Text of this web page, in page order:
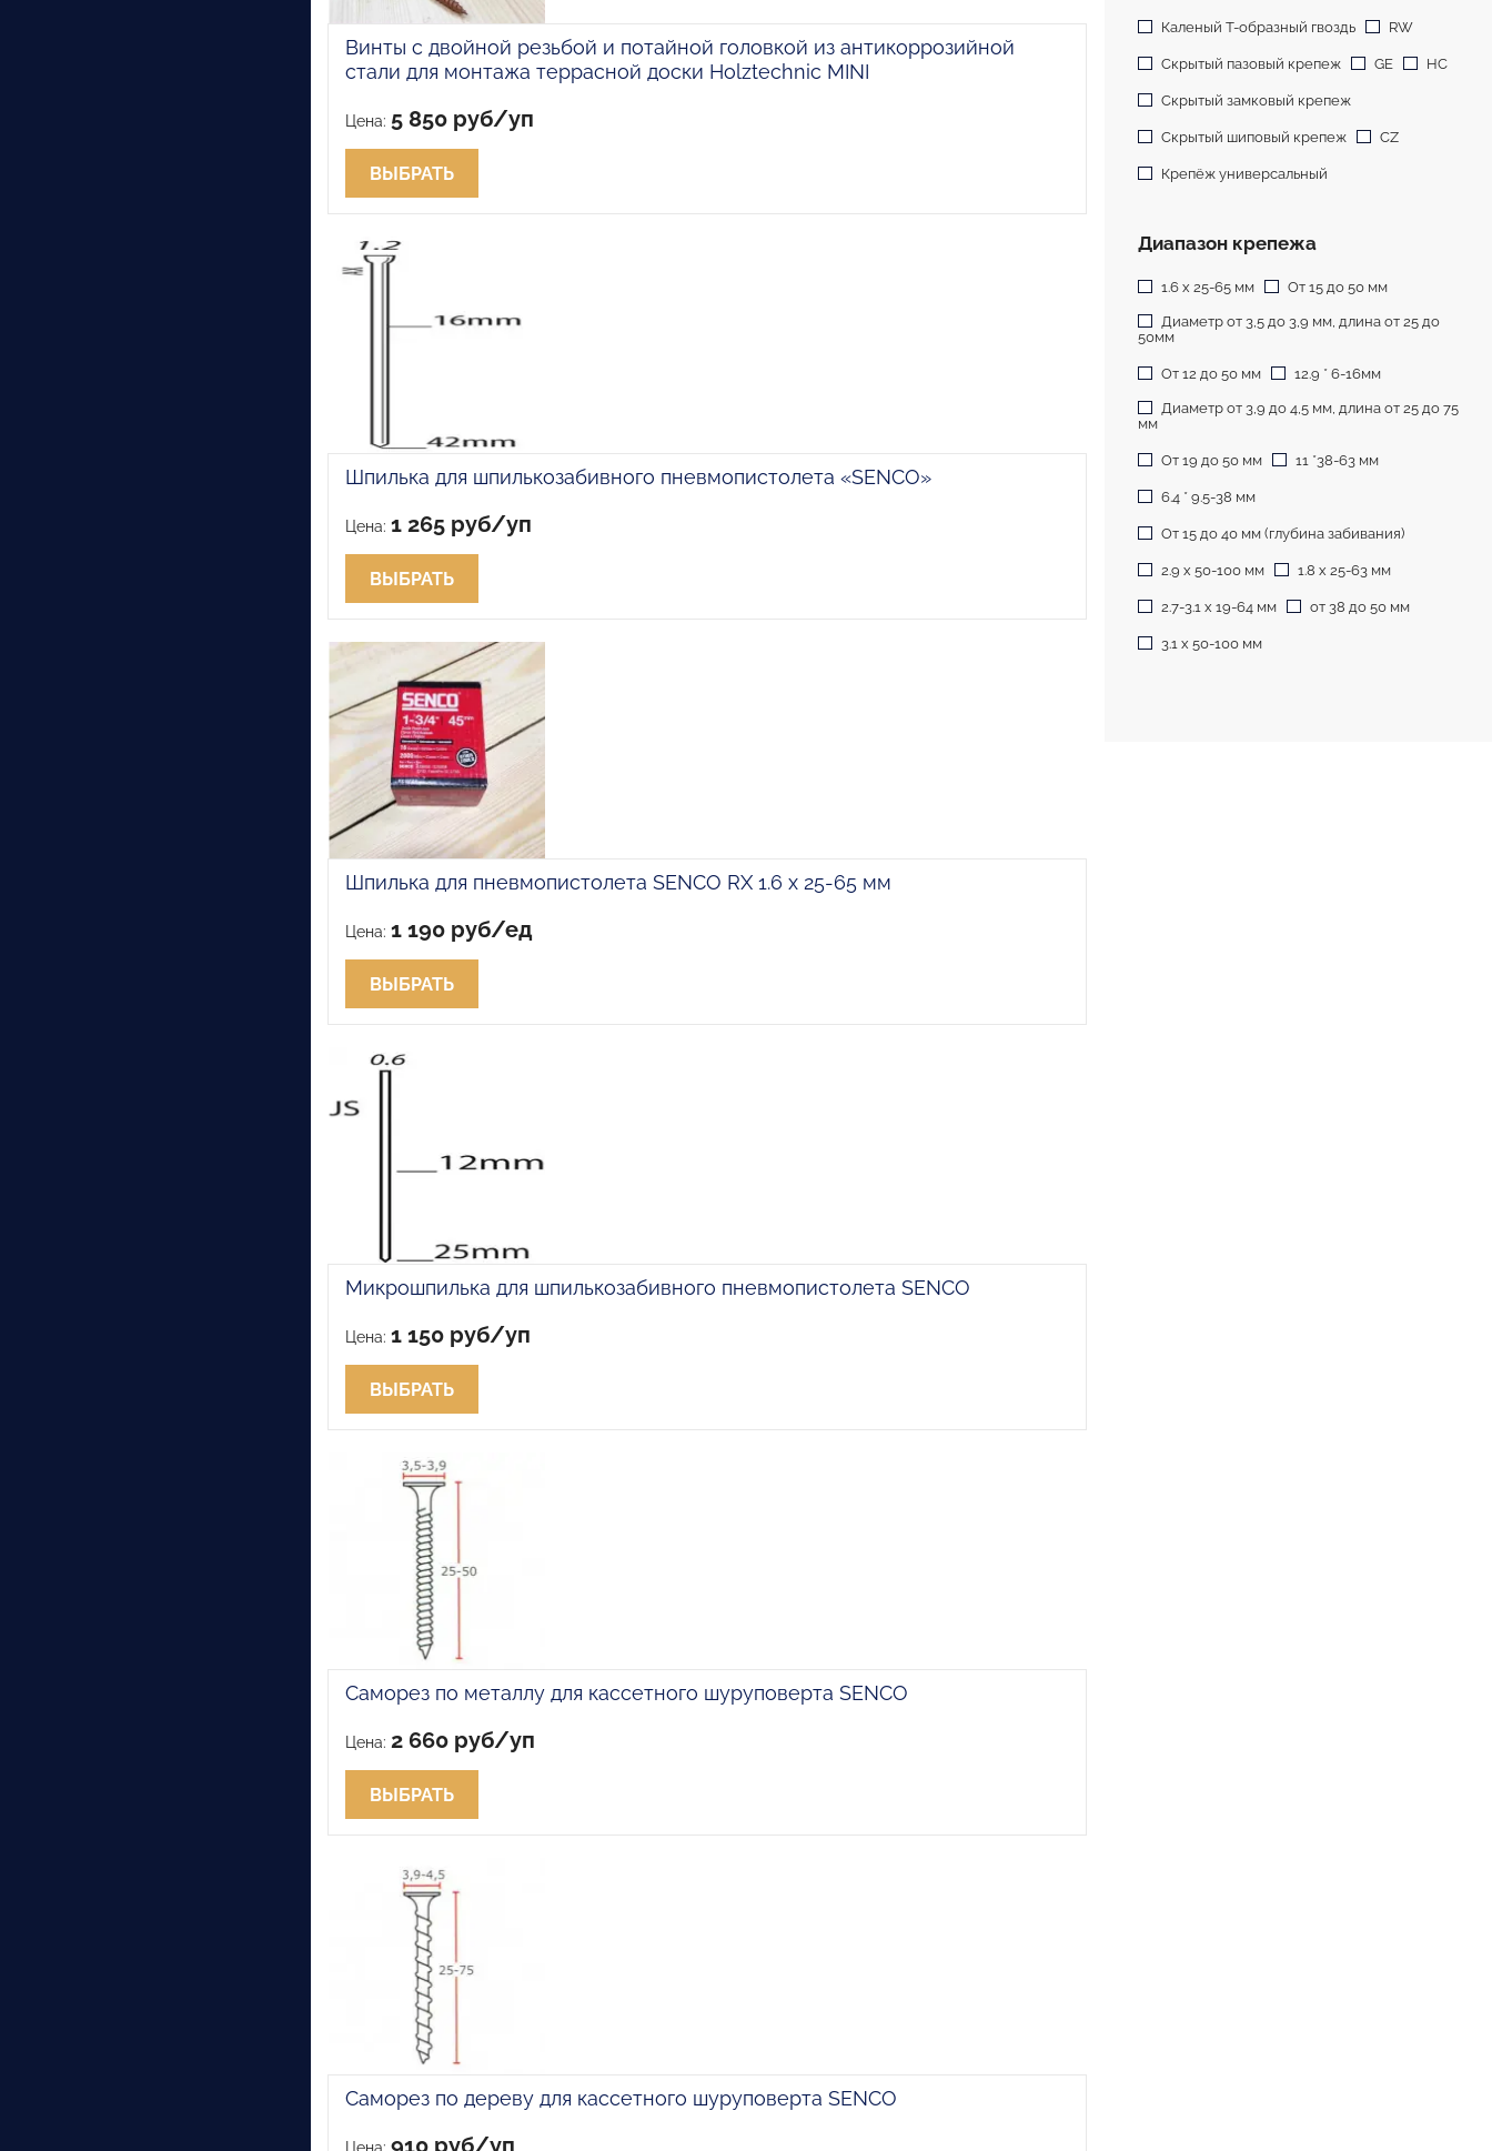
Винты с двойной резьбой и потайной головкой из антикоррозийной
стали для монтажа террасной доски Holztechniс MINI
Цена: 5 850 руб/уп
ВЫБРАТЬ
Шпилька для шпилькозабивного пневмопистолета «SENCO»
Цена: 1 265 руб/уп
ВЫБРАТЬ
Шпилька для пневмопистолета SENCO RX 1.6 х 25-65 мм
Цена: 1 190 руб/ед
ВЫБРАТЬ
Микрошпилька для шпилькозабивного пневмопистолета SENCO
Цена: 1 150 руб/уп
ВЫБРАТЬ
Саморез по металлу для кассетного шуруповерта SENCO
Цена: 2 660 руб/уп
ВЫБРАТЬ
Саморез по дереву для кассетного шуруповерта SENCO
910 руб/уп
Каленый Т-образный гвоздь RW
Скрытый пазовый крепеж GE HC
Скрытый замковый крепеж
Скрытый шиповый крепеж CZ
Крепёж универсальный
Диапазон крепежа
1.6 х 25-65 мм От 15 до 50 мм
Диаметр от 3,5 до 3,9 мм, длина от 25 до
50мм
От 12 до 50 мм 12.9 * 6-16мм
Диаметр от 3,9 до 4,5 мм, длина от 25 до 75
мм
От 19 до 50 мм 11 *38-63 мм
6.4 * 9.5-38 мм
От 15 до 40 мм (глубина забивания)
2.9 х 50-100 мм 1.8 х 25-63 мм
2.7-3.1 х 19-64 мм от 38 до 50 мм
3.1 х 50-100 мм